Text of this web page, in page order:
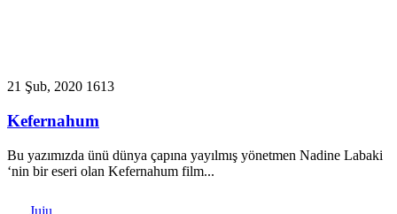
21 Şub, 2020 1613
Kefernahum
Bu yazımızda ünü dünya çapına yayılmış yönetmen Nadine Labaki
‘nin bir eseri olan Kefernahum film...
Juju